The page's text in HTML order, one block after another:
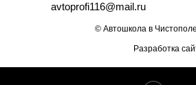
© Автошкола в
avtoprofi116@mail.ru
Разработка